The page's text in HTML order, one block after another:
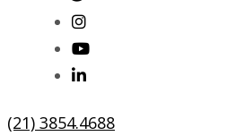
(21) 3854.4688